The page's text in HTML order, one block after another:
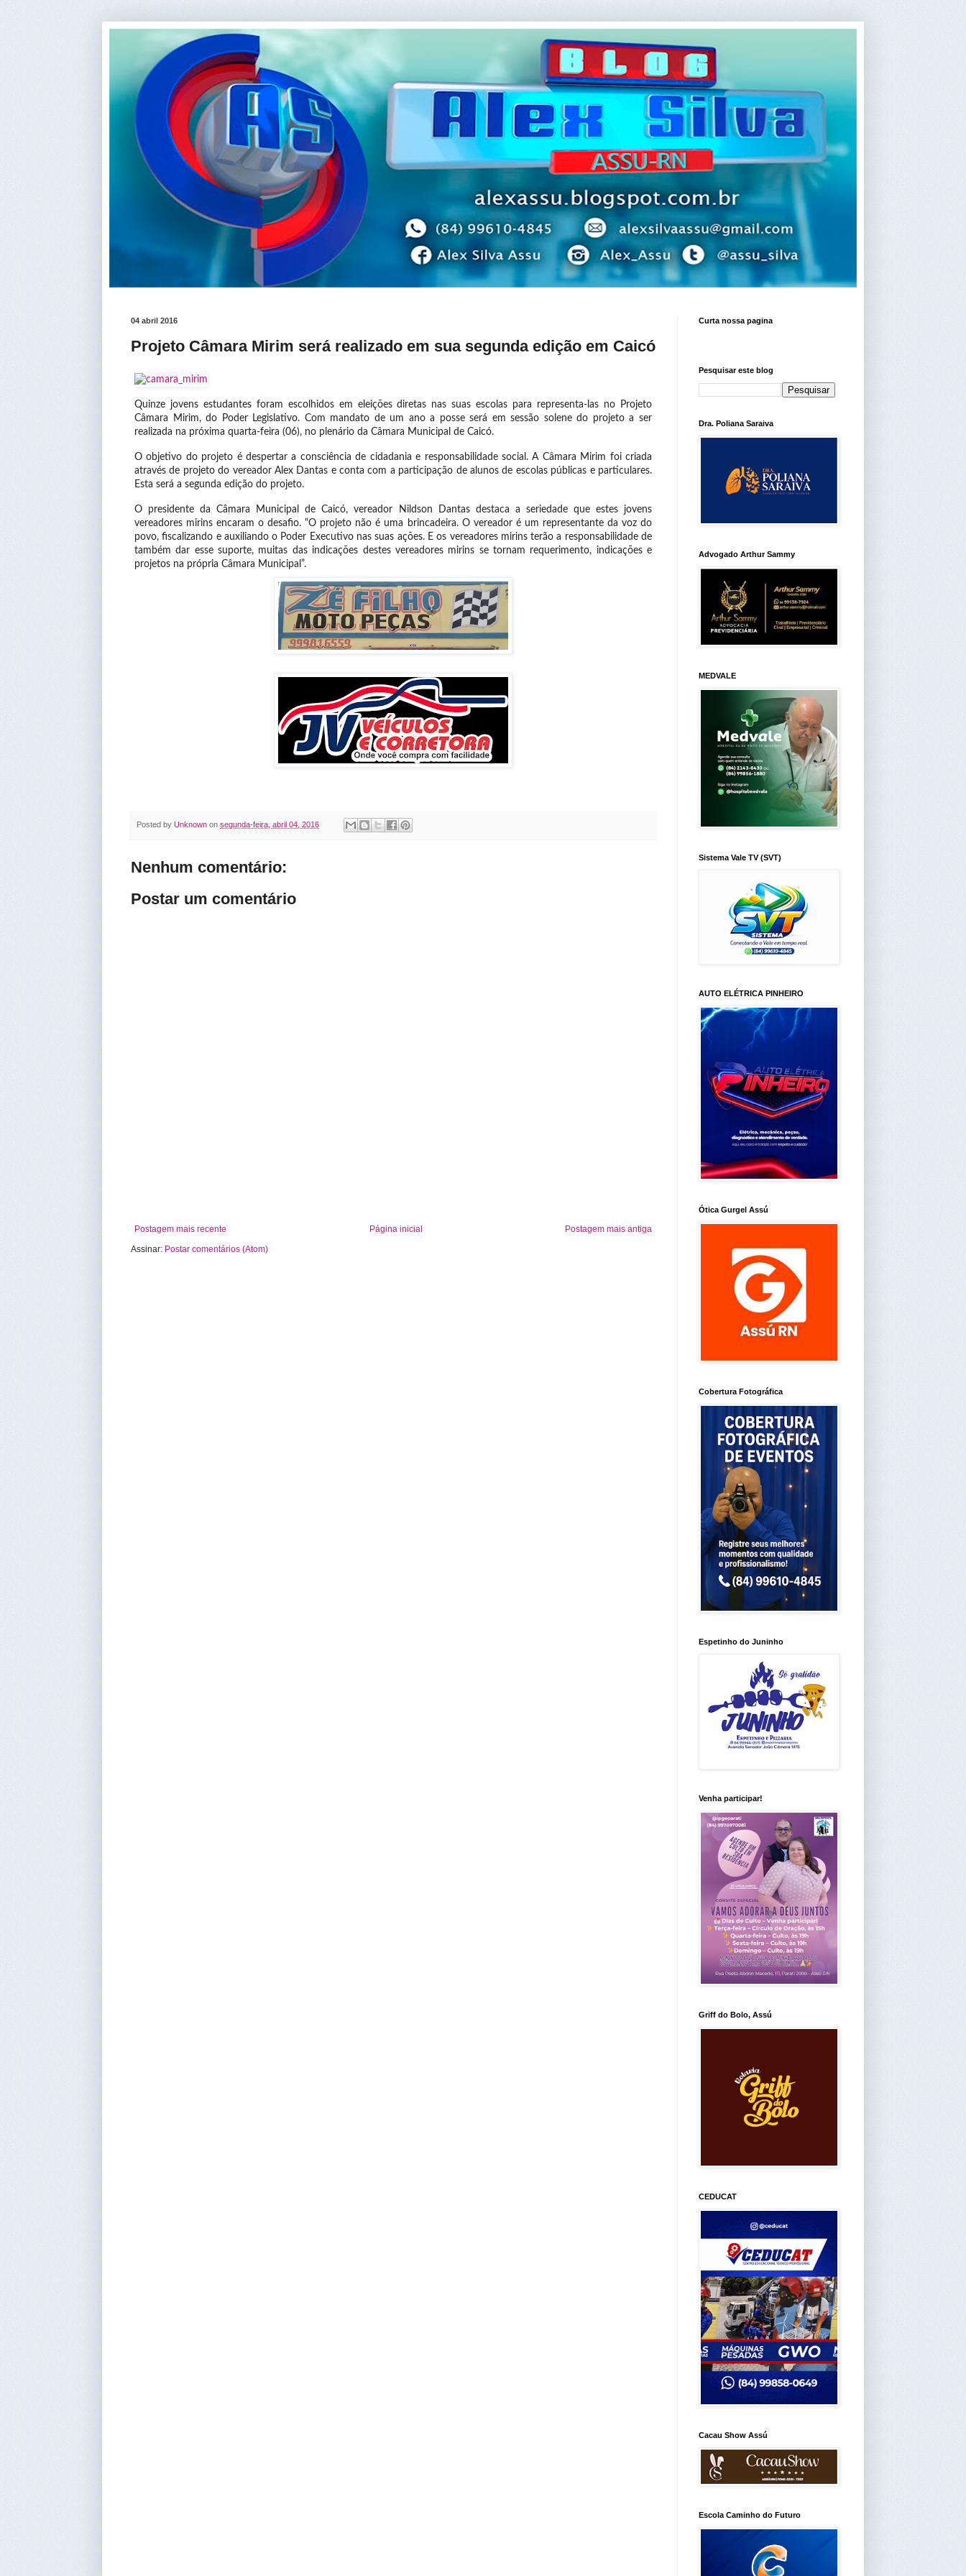
04 abril 2016
Projeto Câmara Mirim será realizado em sua segunda edição em Caicó
Quinze jovens estudantes foram escolhidos em eleições diretas nas suas escolas para representa-las no Projeto
Câmara Mirim, do Poder Legislativo. Com mandato de um ano a posse será em sessão solene do projeto a ser
realizada na próxima quarta-feira (06), no plenário da Câmara Municipal de Caicó.
O objetivo do projeto é despertar a consciência de cidadania e responsabilidade social. A Câmara Mirim foi criada
através de projeto do vereador Alex Dantas e conta com a participação de alunos de escolas públicas e particulares.
Esta será a segunda edição do projeto.
O presidente da Câmara Municipal de Caicó, vereador Nildson Dantas destaca a seriedade que estes jovens
vereadores mirins encaram o desafio. “O projeto não é uma brincadeira. O vereador é um representante da voz do
povo, fiscalizando e auxiliando o Poder Executivo nas suas ações. E os vereadores mirins terão a responsabilidade de
também dar esse suporte, muitas das indicações destes vereadores mirins se tornam requerimento, indicações e
projetos na própria Câmara Municipal”.
Posted by Unknown on segunda-feira, abril 04, 2016
Nenhum comentário:
Postar um comentário
Postagem mais recente Postagem mais antiga
Página inicial
Assinar: Postar comentários (Atom)
Curta nossa pagina
Pesquisar este blog
Dra. Poliana Saraiva
Advogado Arthur Sammy
MEDVALE
Sistema Vale TV (SVT)
AUTO ELÉTRICA PINHEIRO
Ótica Gurgel Assú
Cobertura Fotográfica
Espetinho do Juninho
Venha participar!
Griff do Bolo, Assú
CEDUCAT
Cacau Show Assú
Escola Caminho do Futuro